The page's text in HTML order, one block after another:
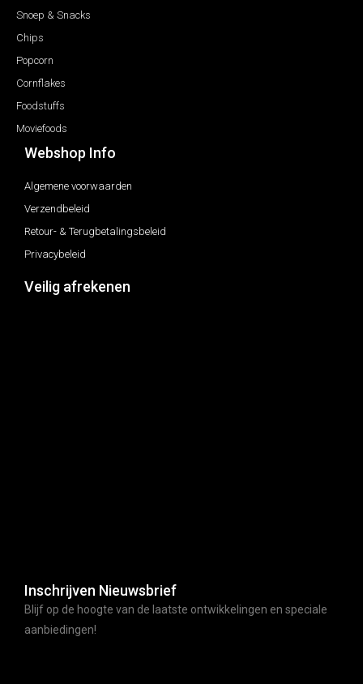
Snoep & Snacks
Chips
Popcorn
Cornflakes
Foodstuffs
Moviefoods
Webshop Info
Algemene voorwaarden
Verzendbeleid
Retour- & Terugbetalingsbeleid
Privacybeleid
Veilig afrekenen
Inschrijven Nieuwsbrief
Blijf op de hoogte van de laatste ontwikkelingen en speciale
aanbiedingen!